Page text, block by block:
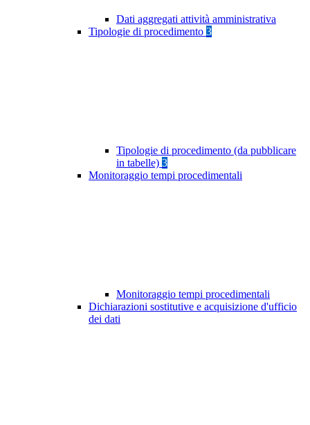
Dati aggregati attività amministrativa
Tipologie di procedimento 3
Tipologie di procedimento (da pubblicare
in tabelle) 3
Monitoraggio tempi procedimentali
Monitoraggio tempi procedimentali
Dichiarazioni sostitutive e acquisizione d'ufficio
dei dati